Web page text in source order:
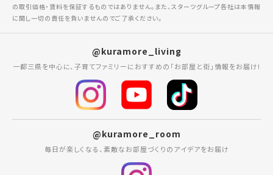
の取引価格・賃料を保証するものではありません。また、スターツグループ各社は本情報
に関し一切の責任を負いませんのでご了承ください。
@kuramore_living
一都三県を中心に、子育てファミリーにおすすめの「お部屋と街」情報をお届け!
@kuramore_room
毎日が楽しくなる、素敵なお部屋づくりのアイデアをお届け